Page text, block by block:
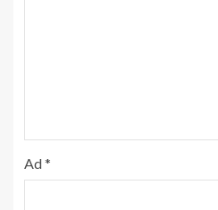
Ad*